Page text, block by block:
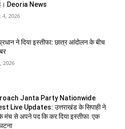
Deoria News
4, 2026
ने दिया इस्तीफा: छात्र आंदोलन के बीच
2026
Janta Party Nationwide
Live Updates: उत्तराखंड के सिपाही ने
मंच से अपने पद कि कर दिया इस्तीफा एक